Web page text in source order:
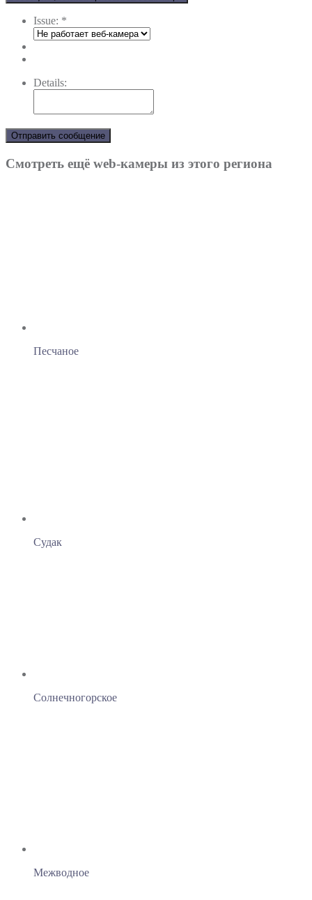
Issue: *
Details:
Отправить сообщение
Смотреть ещё web-камеры из этого региона
Песчаное
Судак
Солнечногорское
Межводное